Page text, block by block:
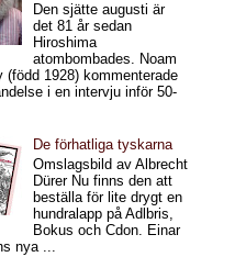
Den sjätte augusti är
det 81 år sedan
Hiroshima
atombombades. Noam
(född 1928) kommenterade
i en intervju inför 50-
De förhatliga tyskarna
Omslagsbild av Albrecht
Dürer Nu finns den att
beställa för lite drygt en
hundralapp på Adlbris,
Bokus och Cdon. Einar
nya ...